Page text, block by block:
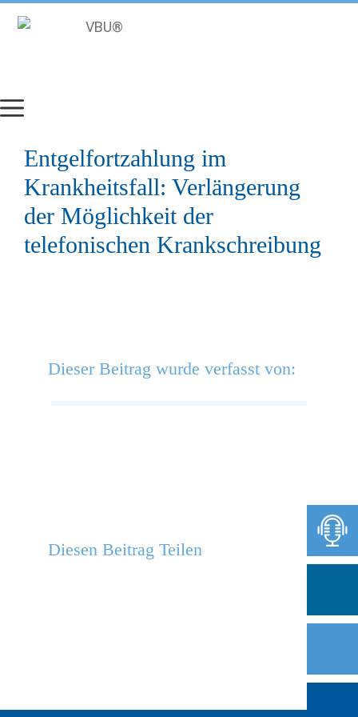
Inhalt
Entgelfortzahlung im
Krankheitsfall: Verlängerung
der Möglichkeit der
telefonischen Krankschreibung
Dieser Beitrag wurde verfasst von:
Diesen Beitrag Teilen